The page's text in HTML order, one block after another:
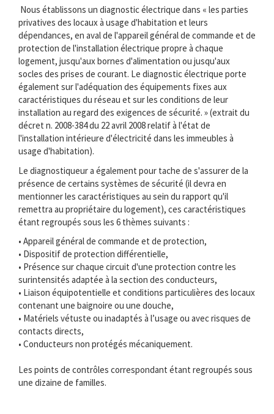
Nous établissons un diagnostic électrique dans « les parties
privatives des locaux à usage d'habitation et leurs
dépendances, en aval de l'appareil général de commande et de
protection de l'installation électrique propre à chaque
logement, jusqu'aux bornes d'alimentation ou jusqu'aux
socles des prises de courant. Le diagnostic électrique porte
également sur l'adéquation des équipements fixes aux
caractéristiques du réseau et sur les conditions de leur
installation au regard des exigences de sécurité. » (extrait du
décret n. 2008-384 du 22 avril 2008 relatif à l'état de
l'installation intérieure d'électricité dans les immeubles à
usage d'habitation).
Le diagnostiqueur a également pour tache de s'assurer de la
présence de certains systèmes de sécurité (il devra en
mentionner les caractéristiques au sein du rapport qu'il
remettra au propriétaire du logement), ces caractéristiques
étant regroupés sous les 6 thèmes suivants :
• Appareil général de commande et de protection,
• Dispositif de protection différentielle,
• Présence sur chaque circuit d'une protection contre les
surintensités adaptée à la section des conducteurs,
• Liaison équipotentielle et conditions particulières des locaux
contenant une baignoire ou une douche,
• Matériels vétuste ou inadaptés à l’usage ou avec risques de
contacts directs,
• Conducteurs non protégés mécaniquement.
Les points de contrôles correspondant étant regroupés sous
une dizaine de familles.